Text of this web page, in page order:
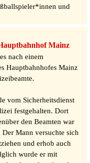
und
Mainz
nach einem
Hauptbahnhofes Mainz
vom Sicherheitsdienst
festgehalten. Dort
den Beamten war
Mann versuchte sich
und erhob auch
wurde er mit